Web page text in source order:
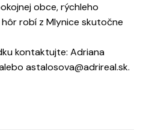
obce, rýchleho
robí z Mlynice skutočne
kontaktujte: Adriana
astalosova@adrireal.sk.